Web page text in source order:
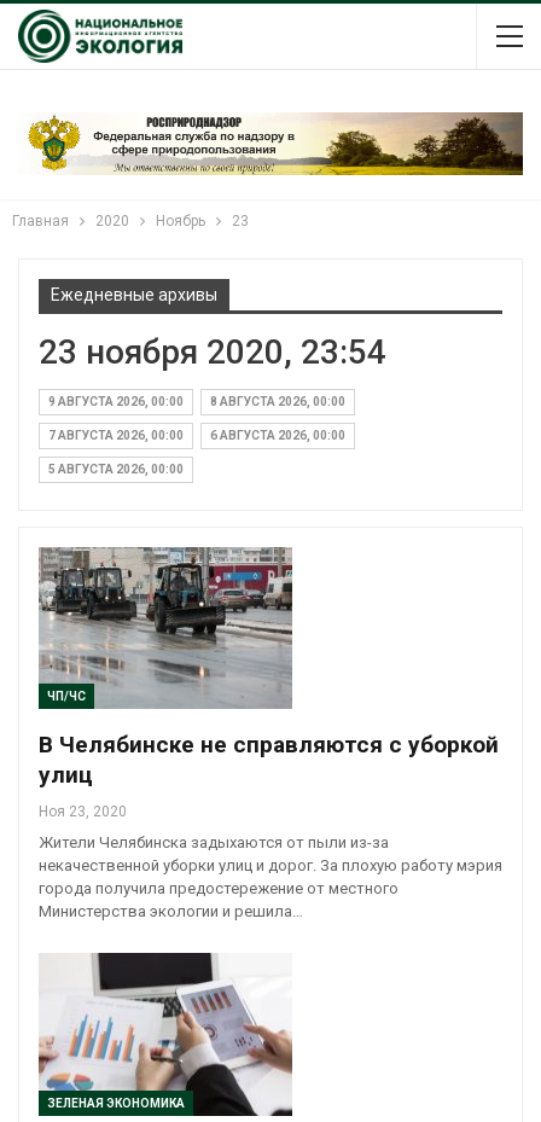
Главная 2020 Ноябрь 23
Ежедневные архивы
23 ноября 2020, 23:54
9 АВГУСТА 2026, 00:00 8 АВГУСТА 2026, 00:00
7 АВГУСТА 2026, 00:00 6 АВГУСТА 2026, 00:00
5 АВГУСТА 2026, 00:00
ЧП/ЧС
В Челябинске не справляются с уборкой
улиц
Ноя 23, 2020
Жители Челябинска задыхаются от пыли из-за
некачественной уборки улиц и дорог. За плохую работу мэрия
города получила предостережение от местного
Министерства экологии и решила…
ЗЕЛЕНАЯ ЭКОНОМИКА